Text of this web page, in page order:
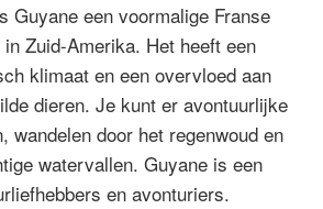
Guyane een voormalige Franse
Zuid-Amerika. Het heeft een
klimaat en een overvloed aan
dieren. Je kunt er avontuurlijke
wandelen door het regenwoud en
watervallen. Guyane is een
en avonturiers.